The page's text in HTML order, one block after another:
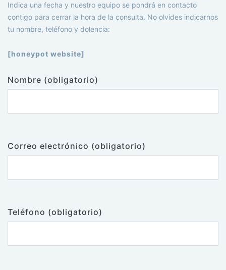
Indica una fecha y nuestro equipo se pondrá en contacto
contigo para cerrar la hora de la consulta. No olvides indicarnos
tu nombre, teléfono y dolencia:
[honeypot website]
Nombre (obligatorio)
Correo electrónico (obligatorio)
Teléfono (obligatorio)